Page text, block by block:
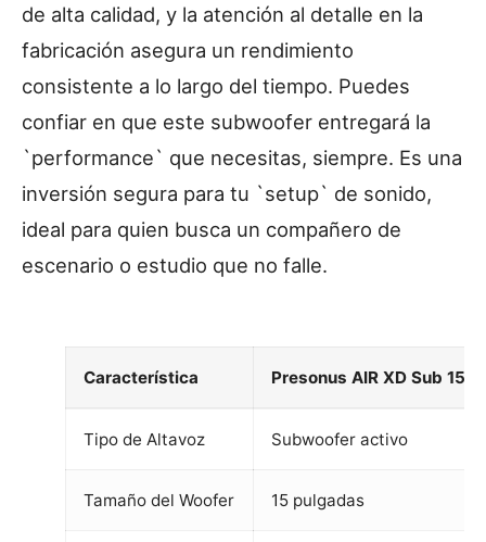
de alta calidad, y la atención al detalle en la
fabricación asegura un rendimiento
consistente a lo largo del tiempo. Puedes
confiar en que este subwoofer entregará la
`performance` que necesitas, siempre. Es una
inversión segura para tu `setup` de sonido,
ideal para quien busca un compañero de
escenario o estudio que no falle.
Característica Presonus AIR XD Sub 15
Tipo de Altavoz Subwoofer activo
Tamaño del Woofer 15 pulgadas